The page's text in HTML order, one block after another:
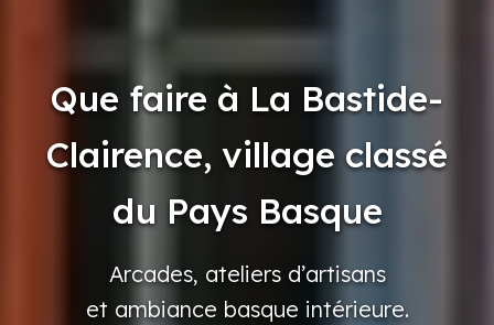
Que faire à La Bastide-
Clairence, village classé
du Pays Basque
Arcades, ateliers d’artisans
et ambiance basque intérieure.